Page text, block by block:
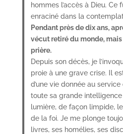
hommes l’accès à Dieu.
enraciné dans la
Pendant près de dix ans,
vécut retiré du monde,
prière.
Depuis son décès, je
proie à une grave crise. Il
d’une vie donnée au
toute sa grande
lumière, de façon limpide,
de la foi. Je me plonge
livres, ses homélies, ses